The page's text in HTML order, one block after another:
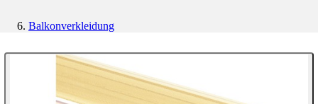
Balkonverkleidung